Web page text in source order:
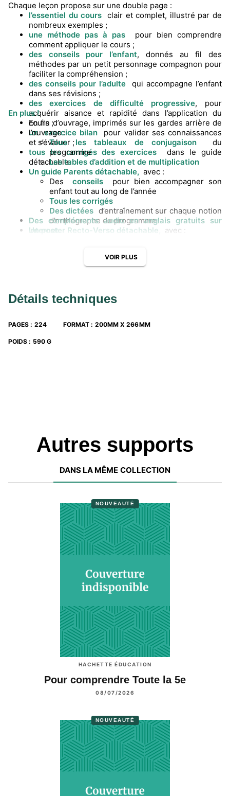
Chaque leçon propose sur une double page :
l’essentiel du cours clair et complet, illustré par de
nombreux exemples ;
une méthode pas à pas pour bien comprendre
comment appliquer le cours ;
des conseils pour l’enfant, donnés au fil des
méthodes par un petit personnage compagnon pour
faciliter la compréhension ;
des conseils pour l’adulte qui accompagne l’enfant
dans ses révisions ;
des exercices de difficulté progressive, pour
acquérir aisance et rapidité dans l’application du
cours ;
un
exercice bilan pour valider ses connaissances
et s’évaluer ;
tous les corrigés des exercices dans le guide
détachable.
En plus !
En fin d’ouvrage, imprimés sur les gardes arrière de
l’ouvrage :
Tous les tableaux de conjugaison du
programme
Les tables d’addition et de multiplication
Un guide Parents détachable, avec :
Des conseils pour bien accompagner son
enfant tout au long de l’année
Tous les corrigés
Des dictées d’entraînement sur chaque notion
d’orthographe du programme
Un poster Recto-Verso détachable,
avec :
Des compléments audio en anglais gratuits sur
Internet.
VOIR PLUS
Détails techniques
PAGES : 224 FORMAT : 200MM X 266MM
POIDS : 590 G
Autres supports
DANS LA MÊME COLLECTION
NOUVEAUTÉ
HACHETTE ÉDUCATION
Pour comprendre Toute la 5e
08/07/2026
NOUVEAUTÉ